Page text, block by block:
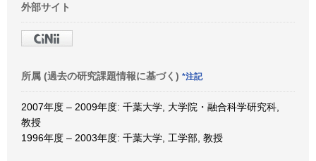
外部サイト
所属 (過去の研究課題情報に基づく) *注記
2007年度 – 2009年度: 千葉大学, 大学院・融合科学研究科,
教授
1996年度 – 2003年度: 千葉大学, 工学部, 教授